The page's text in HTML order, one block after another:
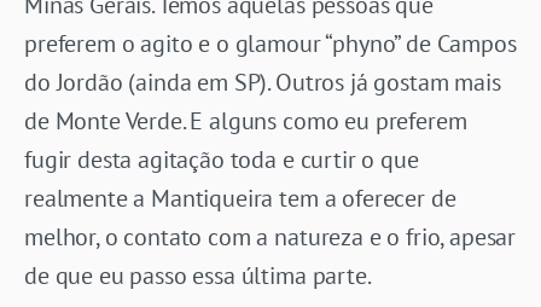
preferem o agito e o glamour “phyno” de Campos
do Jordão (ainda em SP). Outros já gostam mais
de Monte Verde. E alguns como eu preferem
fugir desta agitação toda e curtir o que
realmente a Mantiqueira tem a oferecer de
melhor, o contato com a natureza e o frio, apesar
de que eu passo essa última parte.